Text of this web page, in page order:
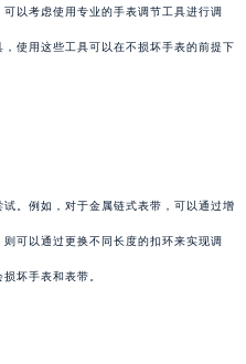
以考虑使用专业的手表调节工具进行调
使用这些工具可以在不损坏手表的前提下
。例如，对于金属链式表带，可以通过增
可以通过更换不同长度的扣环来实现调
坏手表和表带。